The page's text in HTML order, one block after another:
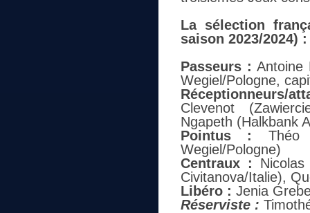
La sélection
saison 2023/2024) :
Passeurs : Antoine
Wegiel/Pologne,
Réceptionneurs/
Clevenot
Ngapeth (Halkbank
Pointus : Théo
Wegiel/Pologne)
Centraux :
Civitanova/Italie),
Libéro : Jenia
Réserviste :